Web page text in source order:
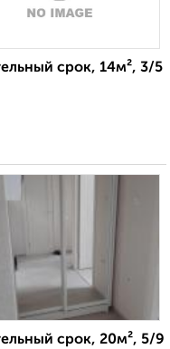
срок, 14м², 3/5
срок, 20м², 5/9